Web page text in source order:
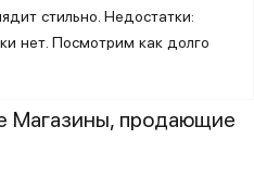
стильно. Недостатки:
нет. Посмотрим как долго
Магазины, продающие